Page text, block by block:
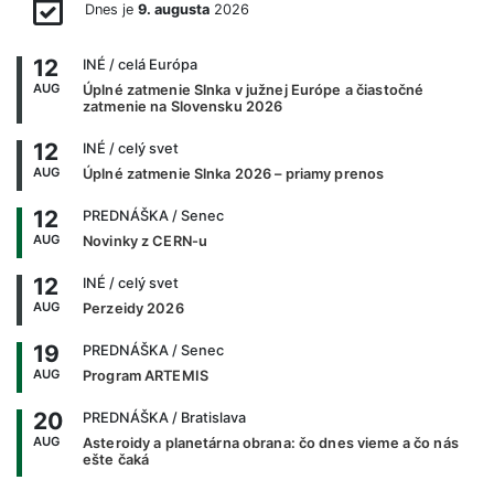
Dnes je 9. augusta2026
12
AUG
INÉ / celá Európa
Úplné zatmenie Slnka v južnej Európe a čiastočné
zatmenie na Slovensku 2026
12
AUG
INÉ / celý svet
Úplné zatmenie Slnka 2026 – priamy prenos
12
AUG
PREDNÁŠKA / Senec
Novinky z CERN-u
12
AUG
INÉ / celý svet
Perzeidy 2026
19
AUG
PREDNÁŠKA / Senec
Program ARTEMIS
20
AUG
PREDNÁŠKA / Bratislava
Asteroidy a planetárna obrana: čo dnes vieme a čo nás
ešte čaká